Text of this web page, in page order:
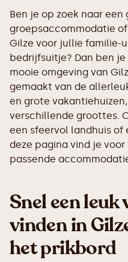
Ben je op zoek naar een
groepsaccommodatie
Gilze voor jullie familie-
bedrijfsuitje? Dan ben
mooie omgeving van
gemaakt van de
en grote
verschillende groottes.
een sfeervol landhuis of
deze pagina vind je
passende
Snel een
vinden in
het prikbord